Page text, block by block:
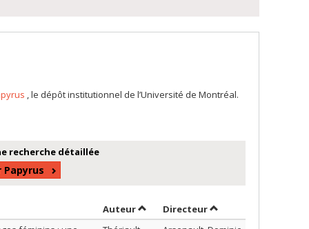
, le dépôt institutionnel de l’Université de Montréal.
recherche détaillée
Papyrus
AuteurTrier par auteur en ordre
Directeurpar contributeur en